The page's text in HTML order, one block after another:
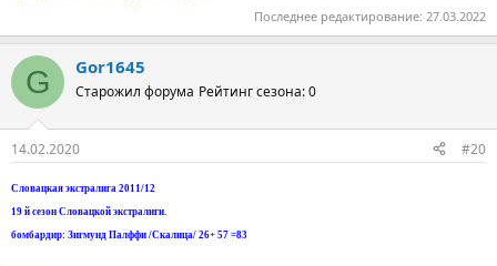
Последнее редактирование: 27.03.2022
G Gor1645
Старожил форума Рейтинг сезона: 0
14.02.2020 #20
Словацкая экстралига 2011/12
19 й сезон Словацкой экстралиги.
бомбардир: Зигмунд Палффи /Скалица/ 26+ 57 =83